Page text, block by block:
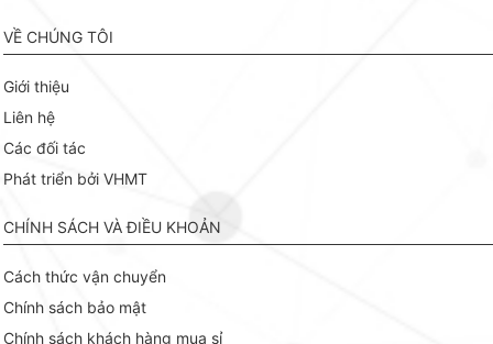
VỀ CHÚNG TÔI
Giới thiệu
Liên hệ
Các đối tác
Phát triển bởi VHMT
CHÍNH SÁCH VÀ ĐIỀU KHOẢN
Cách thức vận chuyển
Chính sách bảo mật
Chính sách khách hàng mua sỉ